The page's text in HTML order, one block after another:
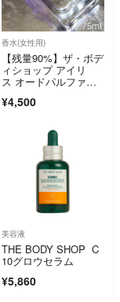
香水(女性用)
【残量90%】ザ・ボデ
ィショップ アイリ
ス オードパルファ
¥4,500
美容液
THE BODY SHOP C
10グロウセラム
¥5,860